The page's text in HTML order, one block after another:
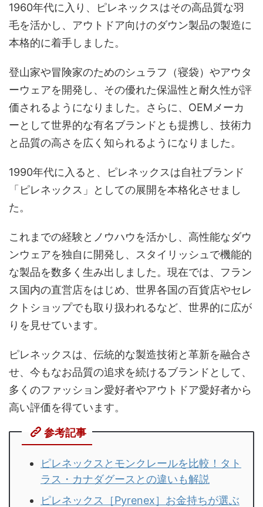
1960年代に入り、ピレネックスはその高品質な羽
毛を活かし、アウトドア向けのダウン製品の製造に
本格的に着手しました。
登山家や冒険家のためのシュラフ（寝袋）やアウタ
ーウェアを開発し、その優れた保温性と耐久性が評
価されるようになりました。さらに、OEMメーカ
ーとして世界的な有名ブランドとも提携し、技術力
と品質の高さを広く知られるようになりました。
1990年代に入ると、ピレネックスは自社ブランド
「ピレネックス」としての展開を本格化させまし
た。
これまでの経験とノウハウを活かし、高性能なダウ
ンウェアを独自に開発し、スタイリッシュで機能的
な製品を数多く生み出しました。現在では、フラン
ス国内の直営店をはじめ、世界各国の百貨店やセレ
クトショップでも取り扱われるなど、世界的に広が
りを見せています。
ピレネックスは、伝統的な製造技術と革新を融合さ
せ、今もなお品質の追求を続けるブランドとして、
多くのファッション愛好者やアウトドア愛好者から
高い評価を得ています。
参考記事
ピレネックスとモンクレールを比較！タト
ラス・カナダグースとの違いも解説
ピレネックス［Pyrenex］お金持ちが選ぶ